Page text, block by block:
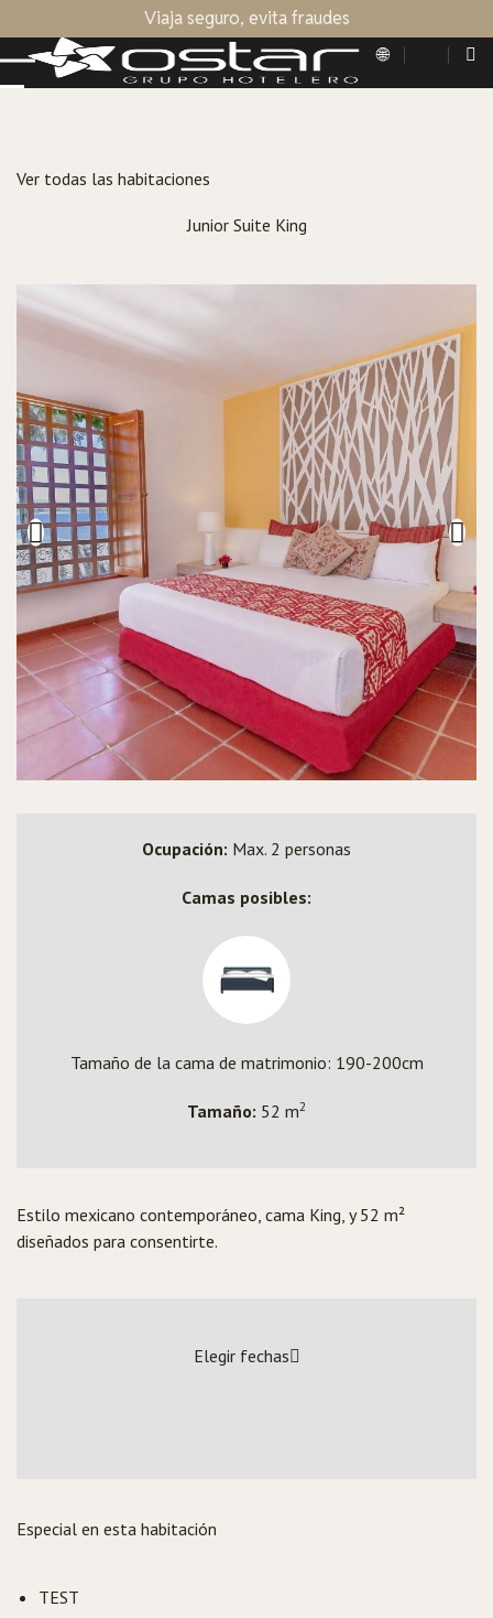
Viaja seguro, evita fraudes
Ver todas las habitaciones
Junior Suite King
Ocupación: Max. 2 personas
Camas posibles:
Tamaño de la cama de matrimonio: 190-200cm
Tamaño: 52 m2
Estilo mexicano contemporáneo, cama King, y 52 m²
diseñados para consentirte.
Elegir fechas
Especial en esta habitación
TEST